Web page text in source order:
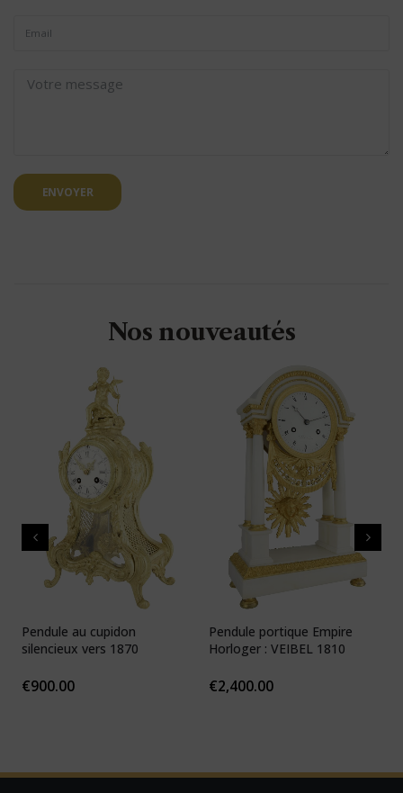
ENVOYER
Nos nouveautés
Pendule au cupidon
silencieux vers 1870
€900.00
Pendule portique Empire
Horloger : VEIBEL 1810
€2,400.00